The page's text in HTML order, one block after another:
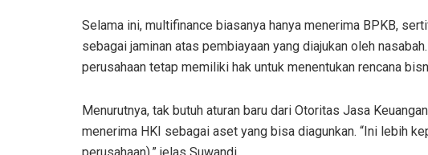
Selama ini, multifinance biasanya hanya menerima BPKB,
sebagai jaminan atas pembiayaan yang diajukan oleh
perusahaan tetap memiliki hak untuk menentukan rencana
Menurutnya, tak butuh aturan baru dari Otoritas Jasa
menerima HKI sebagai aset yang bisa diagunkan. “Ini lebih